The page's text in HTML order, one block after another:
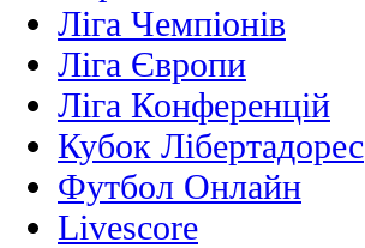
Ліга Чемпіонів
Ліга Європи
Ліга Конференцій
Кубок Лібертадорес
Футбол Онлайн
Livescore